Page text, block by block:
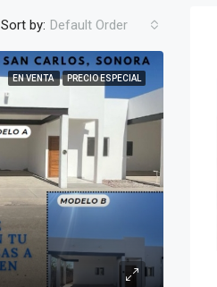
Sort by: Default Order
EN VENTA PRECIO ESPECIAL
DESTACADA
DESDE 373,520 USD
SAN CARLOS